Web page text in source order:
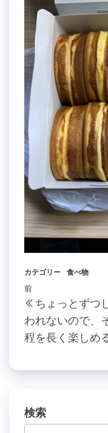
カテゴリー 食べ物
投
稿
ナ
ゲ
シ
過
去
の
投
前
ちょっとずつ
われないので、
程を長く楽しめ
検索